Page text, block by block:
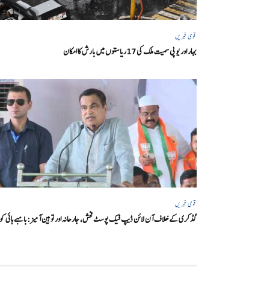
قومی خبریں
بہار اور یو پی سمیت ملک کی 17ریاستوں میں بارش کا امکان
قومی خبریں
گڈکری کے خلاف آن لائن ڈیپ فیک پوسٹ فحش، جارحانہ اور توہین آمیز:بامبے